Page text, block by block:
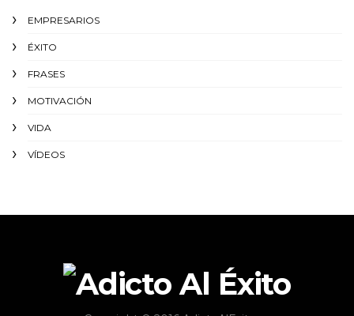
EMPRESARIOS
ÉXITO‬
FRASES
MOTIVACIÓN
VIDA
VÍDEOS